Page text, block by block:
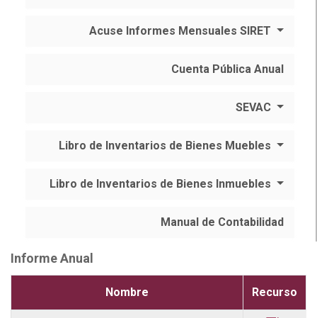
Acuse Informes Mensuales SIRET
Cuenta Pública Anual
SEVAC
Libro de Inventarios de Bienes Muebles
Libro de Inventarios de Bienes Inmuebles
Manual de Contabilidad
Informe Anual
Nombre Recurso